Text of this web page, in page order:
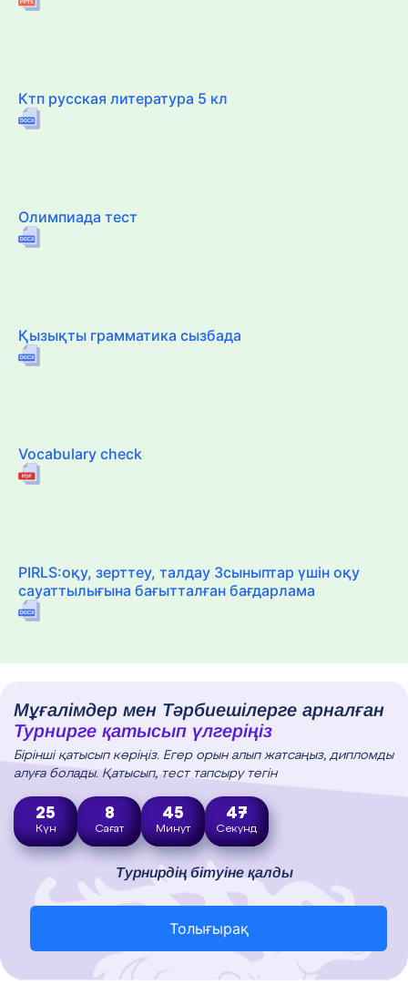
Ктп русская литература 5 кл
Олимпиада тест
Қызықты грамматика сызбада
Vocabulary check
PIRLS:оқу, зерттеу, талдау 3сыныптар үшін оқу
сауаттылығына бағытталған бағдарлама
Мұғалімдер мен Тәрбиешілерге арналған
Турнирге қатысып үлгеріңіз
Бірінші қатысып көріңіз. Егер орын алып жатсаңыз, дипломды
алуға болады. Қатысып, тест тапсыру тегін
25
Күн
8
Сағат
45
Минут
46
Секунд
Турнирдің бітуіне қалды
Толығырақ